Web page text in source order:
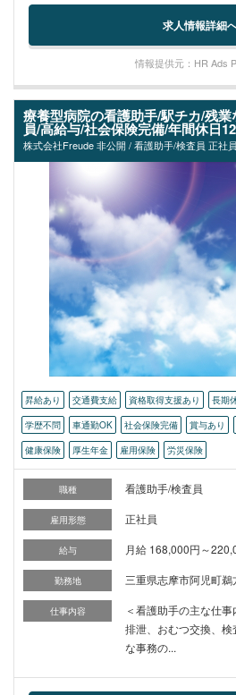
求人情報詳細
情報提供元：HR Ads
療養型病院の看護助手/駅チカ/残
員/高給与/社会保険完備/年間休日
株式会社Freude 非公開 / 看護助手/検査員 正社員
昇給あり 交通費支給 資格取得支援あり 長期
学歴不問
車通勤OK 社会保険完備 賞与あり
健康保険
厚生年金 雇用保険 労災保険
職種 看護助手/検査員
雇用形態 正社員
給与 月給 168,000円～
勤務地 三重県志摩市阿児町
仕事内容
＜看護助手の主な仕事
排泄、おむつ交換、
な事務の...